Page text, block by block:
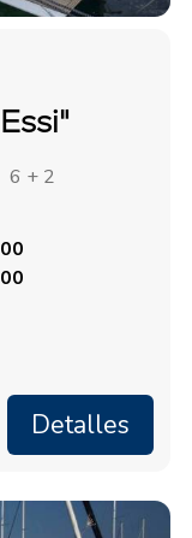
6 + 2
Detalles